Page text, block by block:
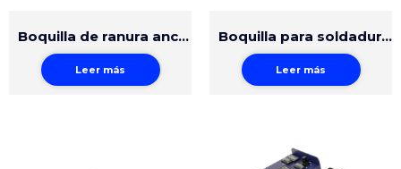
Boquilla de ranura ancha 20mm
Leer más
Boquilla para soldadura rápida 5mm
Leer más